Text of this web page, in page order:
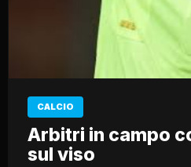
CALCIO
Arbitri in campo
sul viso